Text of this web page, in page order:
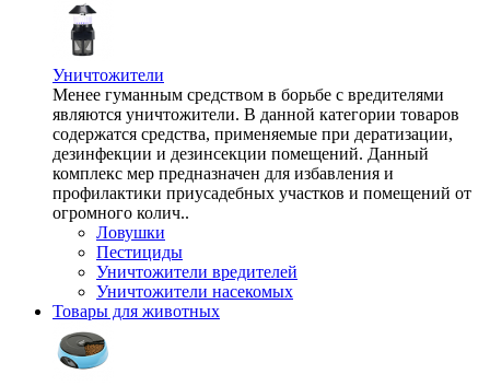
Уничтожители
Менее гуманным средством в борьбе с вредителями
являются уничтожители. В данной категории товаров
содержатся средства, применяемые при дератизации,
дезинфекции и дезинсекции помещений. Данный
комплекс мер предназначен для избавления и
профилактики приусадебных участков и помещений от
огромного колич..
Ловушки
Пестициды
Уничтожители вредителей
Уничтожители насекомых
Товары для животных